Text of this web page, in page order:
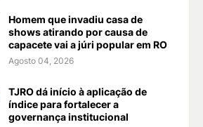
Homem que invadiu casa de
shows atirando por causa de
capacete vai a júri popular em RO
Agosto 04, 2026
TJRO dá início à aplicação de
índice para fortalecer a
governança institucional